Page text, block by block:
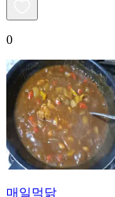
0
매일먹닭